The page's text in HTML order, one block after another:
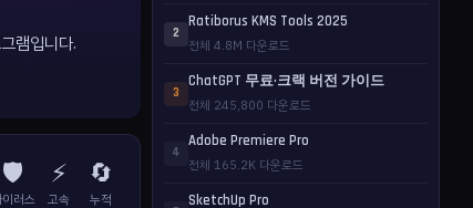
램입니다.
🛡️
러스
⚡
고속
🔄
누적
2
Ratiborus KMS Tools 2025
전체 4.8M 다운로드
3
ChatGPT 무료·크랙 버전 가이드
전체 245,800 다운로드
4
Adobe Premiere Pro
전체 165.2K 다운로드
SketchUp Pro